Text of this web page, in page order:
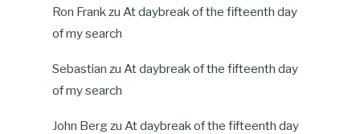
Ron Frankzu At daybreak of the fifteenth day
of my search
Sebastian zu At daybreak of the fifteenth day
of my search
John Bergzu At daybreak of the fifteenth day